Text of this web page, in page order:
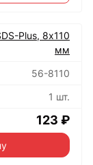
Plus, 8х110
мм
56-8110
1 шт.
123 ₽